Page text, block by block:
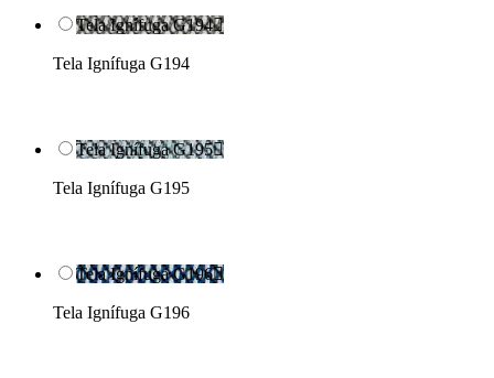
Tela Ignífuga G194
Tela Ignífuga G194
Tela Ignífuga G195
Tela Ignífuga G195
Tela Ignífuga G196
Tela Ignífuga G196